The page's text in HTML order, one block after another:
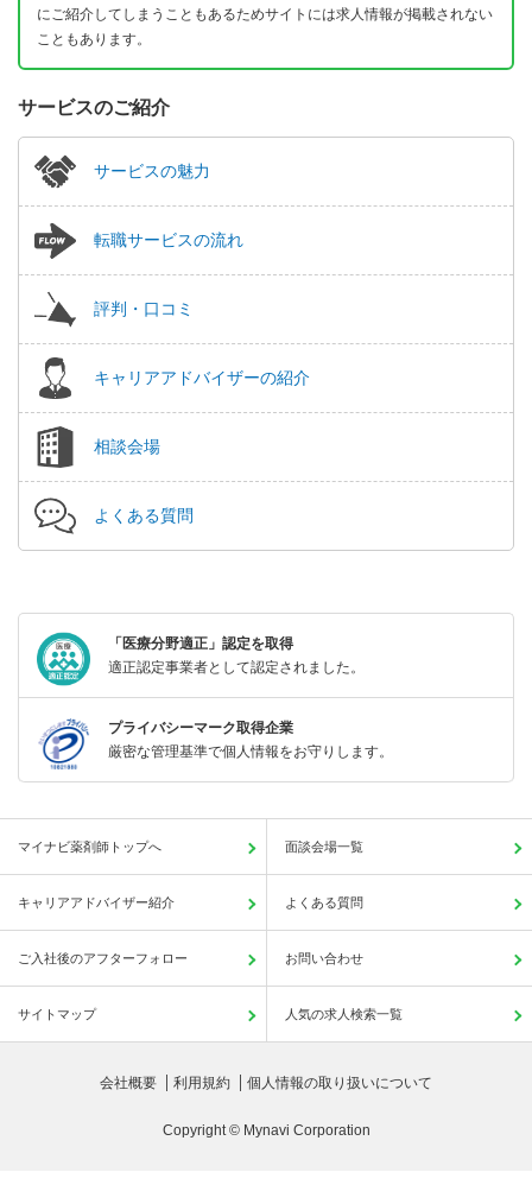
にご紹介してしまうこともあるためサイトには求人情報が掲載されない
こともあります。
サービスのご紹介
サービスの魅力
転職サービスの流れ
評判・口コミ
キャリアアドバイザーの紹介
相談会場
よくある質問
「医療分野適正」認定を取得
適正認定事業者として認定されました。
プライバシーマーク取得企業
厳密な管理基準で個人情報をお守りします。
マイナビ薬剤師トップへ 面談会場一覧
キャリアアドバイザー紹介 よくある質問
ご入社後のアフターフォロー お問い合わせ
サイトマップ 人気の求人検索一覧
会社概要 利用規約 個人情報の取り扱いについて
Copyright © Mynavi Corporation